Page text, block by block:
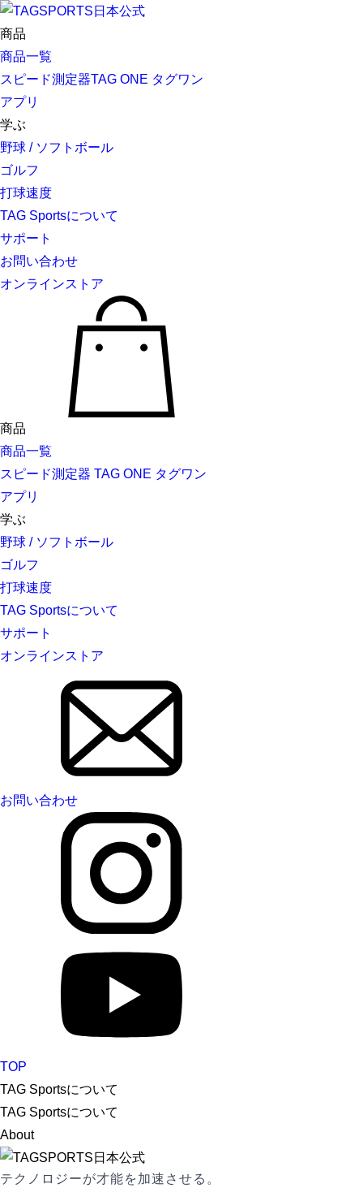
商品
商品一覧
スピード測定器TAG ONE タグワン
アプリ
学ぶ
野球 / ソフトボール
ゴルフ
打球速度
TAG Sportsについて
サポート
お問い合わせ
オンラインストア
商品
商品一覧
スピード測定器 TAG ONE タグワン
アプリ
学ぶ
野球 / ソフトボール
ゴルフ
打球速度
TAG Sportsについて
サポート
オンラインストア
お問い合わせ
TOP
TAG Sportsについて
TAG Sportsについて
About
テクノロジーが才能を加速させる。